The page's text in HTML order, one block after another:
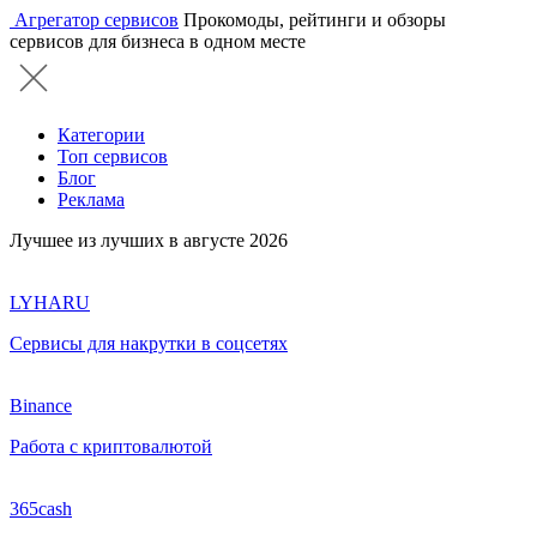
Агрегатор сервисов Прокомоды, рейтинги и обзоры
сервисов для бизнеса в одном месте
Категории
Топ сервисов
Блог
Реклама
Лучшее из лучших в августе 2026
LYHARU
Сервисы для накрутки в соцсетях
Binance
Работа с криптовалютой
365cash